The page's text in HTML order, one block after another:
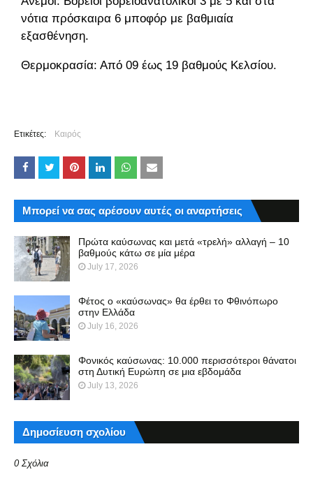
νότια πρόσκαιρα 6 μποφόρ με βαθμιαία
εξασθένηση.
Θερμοκρασία: Από 09 έως 19 βαθμούς Κελσίου.
Ετικέτες: Καιρός
Μπορεί να σας αρέσουν αυτές οι αναρτήσεις
Πρώτα καύσωνας και μετά «τρελή» αλλαγή – 10
βαθμούς κάτω σε μία μέρα
July 17, 2026
Φέτος ο «καύσωνας» θα έρθει το Φθινόπωρο
στην Ελλάδα
July 16, 2026
Φονικός καύσωνας: 10.000 περισσότεροι θάνατοι
στη Δυτική Ευρώπη σε μια εβδομάδα
July 13, 2026
Δημοσίευση σχολίου
0 Σχόλια